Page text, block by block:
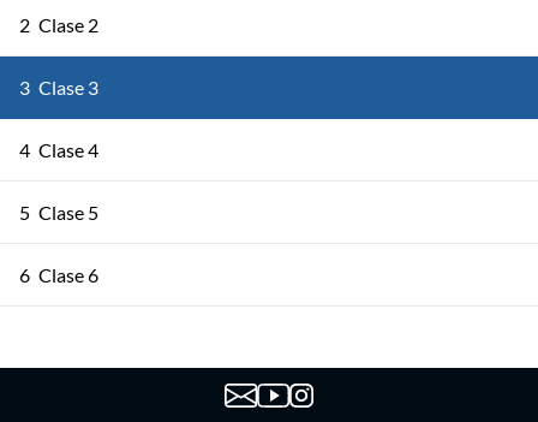
2 Clase 2
3 Clase 3
4 Clase 4
5 Clase 5
6 Clase 6